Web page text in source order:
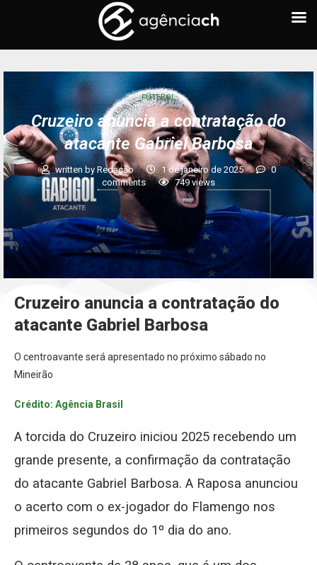
FUTEBOL
Cruzeiro anuncia a contratação do
atacante Gabriel Barbosa
written byRedação 1 de janeiro de 2025
0
comments
749 views
Cruzeiro anuncia a contratação do
atacante Gabriel Barbosa
O centroavante será apresentado no próximo sábado no
Mineirão
Crédito: Agência Brasil
A torcida do Cruzeiro iniciou 2025 recebendo um
grande presente, a confirmação da contratação
do atacante Gabriel Barbosa. A Raposa anunciou
o acerto com o ex-jogador do Flamengo nos
primeiros segundos do 1º dia do ano.